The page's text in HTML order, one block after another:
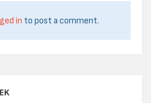
in to post a comment.